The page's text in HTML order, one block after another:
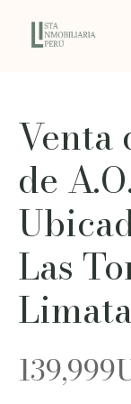
Venta
de
Las
139,999